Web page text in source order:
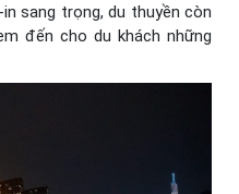
sang trọng, du thuyền còn
đến cho du khách những